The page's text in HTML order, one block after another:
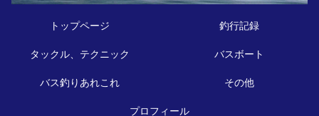
トップページ 釣行記録
タックル、テクニック バスボート
バス釣りあれこれ その他
プロフィール